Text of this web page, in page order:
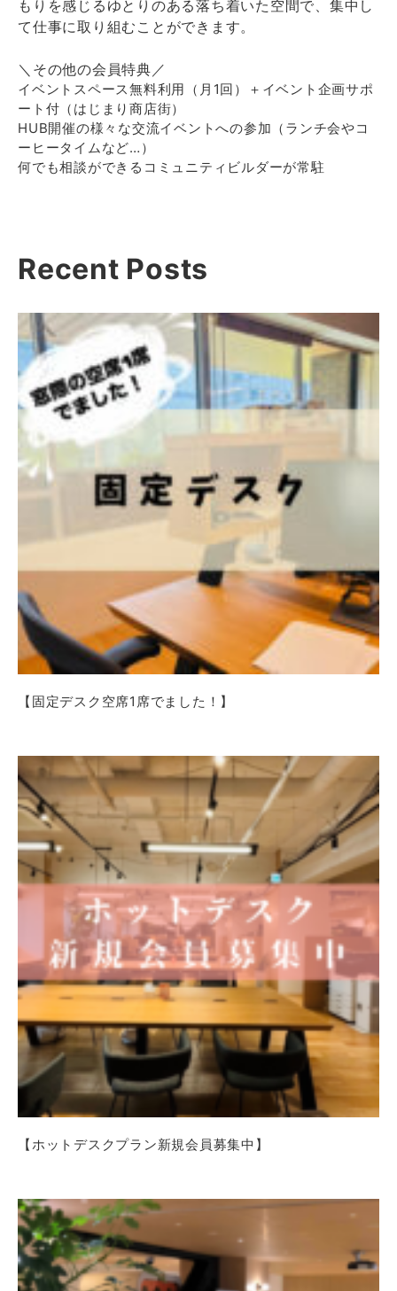
もりを感じるゆとりのある落ち着いた空間で、集中し
て仕事に取り組むことができます。
＼その他の会員特典／
イベントスペース無料利用（月1回）＋イベント企画サポ
ート付（はじまり商店街）
HUB開催の様々な交流イベントへの参加（ランチ会やコ
ーヒータイムなど…）
何でも相談ができるコミュニティビルダーが常駐
Recent Posts
【固定デスク空席1席でました！】
【ホットデスクプラン新規会員募集中】